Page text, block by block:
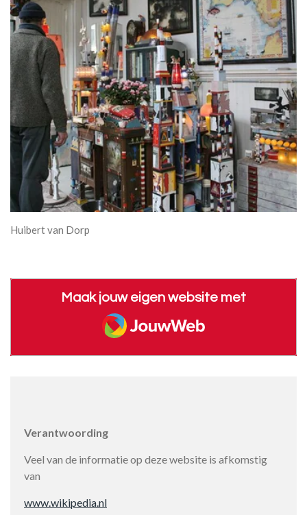
Huibert van Dorp
Maak jouw eigen website met
JouwWeb
Verantwoording
Veel van de informatie op deze website is afkomstig
van
www.wikipedia.nl